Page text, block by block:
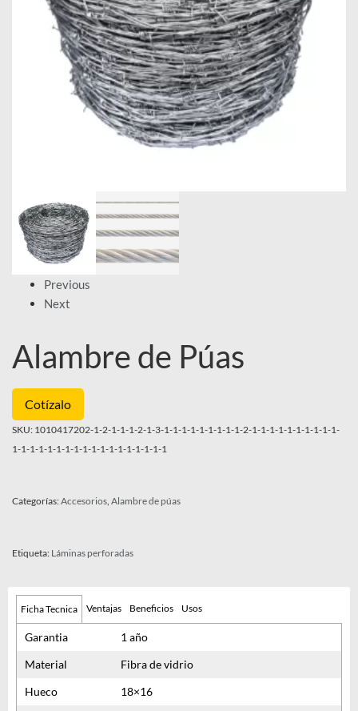
Previous
Next
Alambre de Púas
Cotízalo
SKU: 1010417202-1-2-1-1-1-2-1-3-1-1-1-1-1-1-1-1-1-2-1-1-1-1-1-1-1-1-1-1-
1-1-1-1-1-1-1-1-1-1-1-1-1-1-1-1-1-1
Categorías:Accesorios, Alambre de púas
Etiqueta: Láminas perforadas
Ficha Tecnica Ventajas Beneficios Usos
Garantia
1 año
Material
Fibra de vidrio
Hueco
18×16